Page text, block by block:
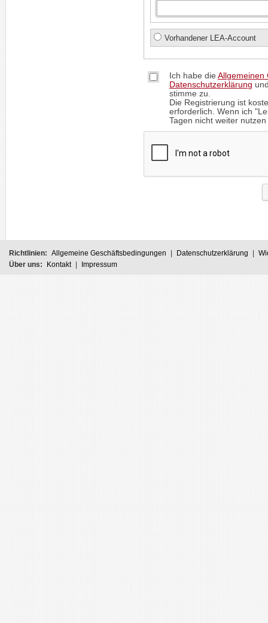
Vorhandener LEA-Account
Ich habe die Allgemeinen
Datenschutzerklärung
stimme zu.
Die Registrierung ist
erforderlich. Wenn ich
Tagen nicht weiter
Richtlinien: Allgemeine Geschäftsbedingungen Datenschutzerklärung
Über uns:
Kontakt Impressum